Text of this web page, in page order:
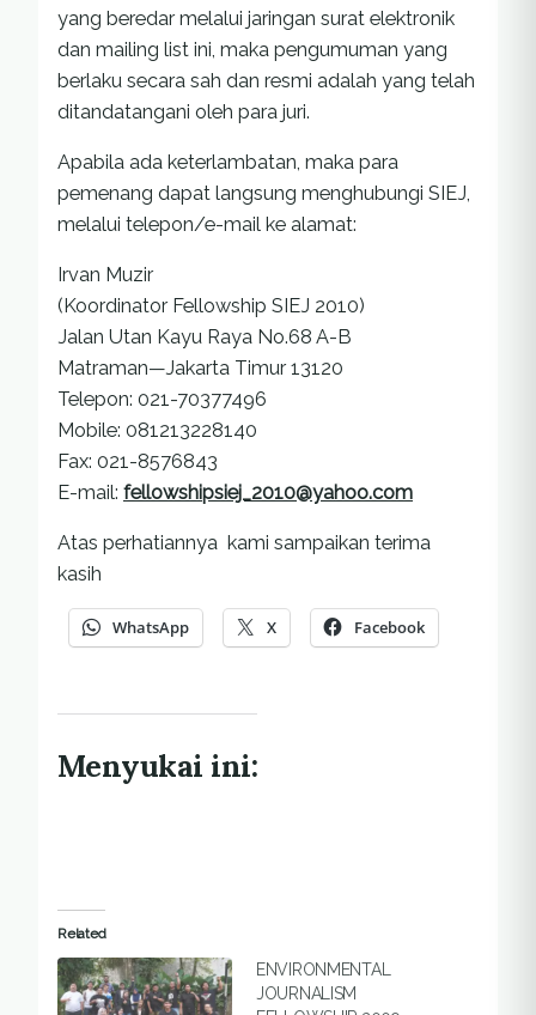
yang beredar melalui jaringan surat elektronik
dan mailing list ini, maka pengumuman yang
berlaku secara sah dan resmi adalah yang telah
ditandatangani oleh para juri.
Apabila ada keterlambatan, maka para
pemenang dapat langsung menghubungi SIEJ,
melalui telepon/e-mail ke alamat:
Irvan Muzir
(Koordinator Fellowship SIEJ 2010)
Jalan Utan Kayu Raya No.68 A-B
Matraman—Jakarta Timur 13120
Telepon: 021-70377496
Mobile: 081213228140
Fax: 021-8576843
E-mail: fellowshipsiej_2010@yahoo.com
Atas perhatiannya kami sampaikan terima
kasih
WhatsApp X Facebook
Menyukai ini:
Related
ENVIRONMENTAL
JOURNALISM